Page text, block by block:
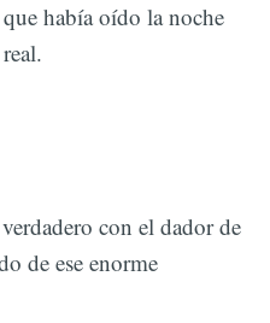
había oído la noche
con el dador de
de ese enorme